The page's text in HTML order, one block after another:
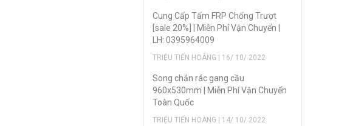
Cung Cấp Tấm FRP Chống Trượt
[sale 20%] | Miễn Phí Vận Chuyển |
LH: 0395964009
TRIỆU TIẾN HOÀNG | 16/ 10/ 2022
Song chắn rác gang cầu
960x530mm | Miễn Phí Vận Chuyển
Toàn Quốc
TRIỆU TIẾN HOÀNG | 14/ 10/ 2022